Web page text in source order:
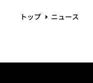
トップ ニュース